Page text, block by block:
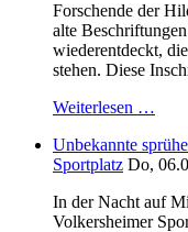
Forschende der
alte
wiederentdeckt,
stehen. Diese
Weiterlesen …
Unbekannte
Sportplatz Do,
In der Nacht auf
Volkersheimer